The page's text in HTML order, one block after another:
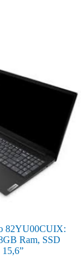
82YU00CUIX:
Ram, SSD